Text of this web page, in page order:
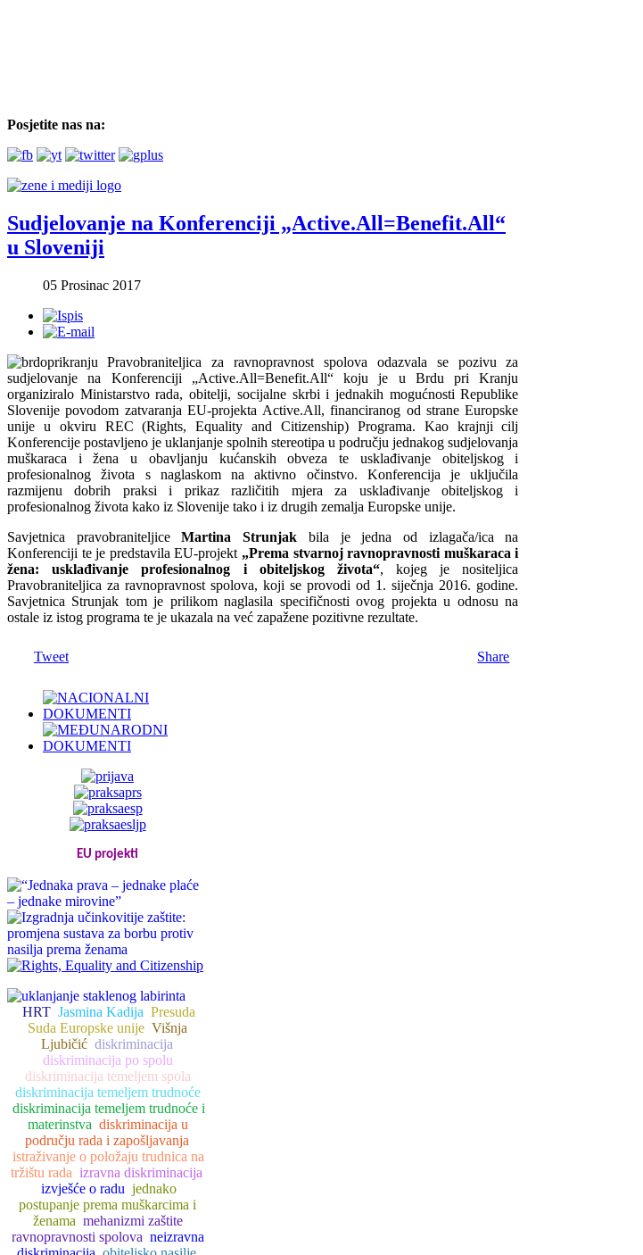
Posjetite nas na:
Sudjelovanje na Konferenciji „Active.All=Benefit.All“
u Sloveniji
05 Prosinac 2017
Pravobraniteljica za ravnopravnost spolova odazvala se pozivu za
sudjelovanje na Konferenciji „Active.All=Benefit.All“ koju je u Brdu pri Kranju
organiziralo Ministarstvo rada, obitelji, socijalne skrbi i jednakih mogućnosti Republike
Slovenije povodom zatvaranja EU-projekta Active.All, financiranog od strane Europske
unije u okviru REC (Rights, Equality and Citizenship) Programa. Kao krajnji cilj
Konferencije postavljeno je uklanjanje spolnih stereotipa u području jednakog sudjelovanja
muškaraca i žena u obavljanju kućanskih obveza te usklađivanje obiteljskog i
profesionalnog života s naglaskom na aktivno očinstvo. Konferencija je uključila
razmijenu dobrih praksi i prikaz različitih mjera za usklađivanje obiteljskog i
profesionalnog života kako iz Slovenije tako i iz drugih zemalja Europske unije.
Savjetnica pravobraniteljiceMartina Strunjak bila je jedna od izlagača/ica na
Konferenciji te je predstavila EU-projekt „Prema stvarnoj ravnopravnosti muškaraca i
žena: usklađivanje profesionalnog i obiteljskog života“, kojeg je nositeljica
Pravobraniteljica za ravnopravnost spolova, koji se provodi od 1. siječnja 2016. godine.
Savjetnica Strunjak tom je prilikom naglasila specifičnosti ovog projekta u odnosu na
ostale iz istog programa te je ukazala na već zapažene pozitivne rezultate.
Tweet Share
EU projekti
HRT Jasmina Kadija Presuda
Suda Europske unije Višnja
Ljubičić diskriminacija
diskriminacija po spolu
diskriminacija temeljem spola
diskriminacija temeljem trudnoće
diskriminacija temeljem trudnoće i
materinstva diskriminacija u
području rada i zapošljavanja
istraživanje o položaju trudnica na
tržištu rada izravna diskriminacija
izvješće o radu jednako
postupanje prema muškarcima i
ženama mehanizmi zaštite
ravnopravnosti spolova neizravna